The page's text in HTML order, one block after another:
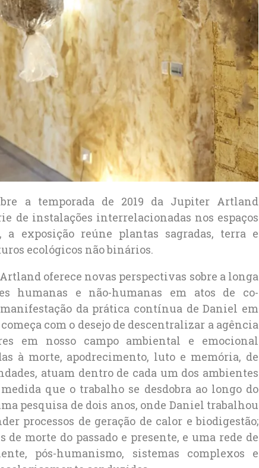
a temporada de 2019 da Jupiter Artland
de instalações interrelacionadas nos espaços
exposição reúne plantas sagradas, terra e
ecológicos não binários.
oferece novas perspectivas sobre a longa
humanas e não-humanas em atos de co-
da prática contínua de Daniel em
com o desejo de descentralizar a agência
em nosso campo ambiental e emocional
à morte, apodrecimento, luto e memória, de
atuam dentro de cada um dos ambientes
que o trabalho se desdobra ao longo do
pesquisa de dois anos, onde Daniel trabalhou
processos de geração de calor e biodigestão;
morte do passado e presente, e uma rede de
pós-humanismo, sistemas complexos e